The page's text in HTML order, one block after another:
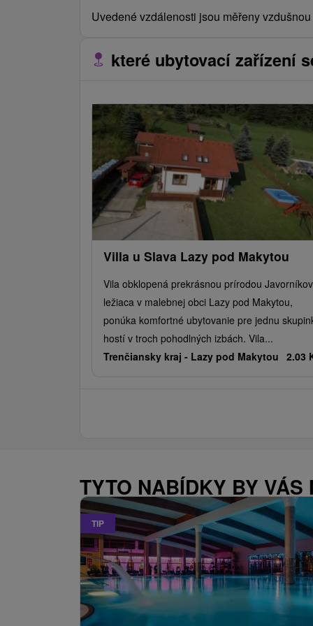
Uvedené vzdálenosti jsou měřeny
které ubytovací zařízení
Villa u Slava Lazy pod Makytou
Vila obklopená prekrásnou prírodou
ležiaca v malebnej obci Lazy pod Makytou,
ponúka komfortné ubytovanie pre jednu
hostí v troch pohodlných izbách. Vila...
Trenčiansky kraj - Lazy pod Makytou 2.03
TYTO NABÍDKY BY VÁS
TIP